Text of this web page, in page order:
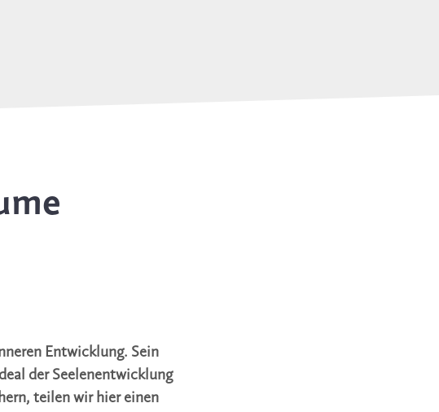
Entwicklung. Sein
der Seelenentwicklung
teilen wir hier einen